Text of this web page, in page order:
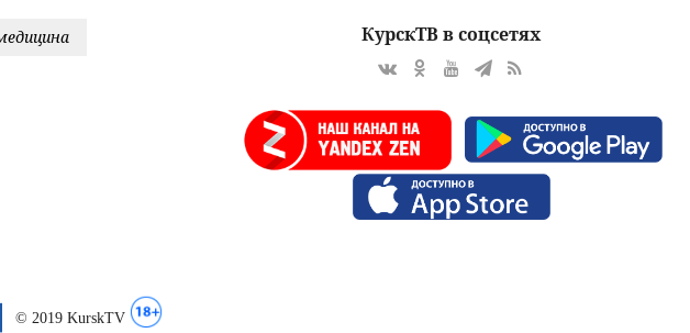
КурскТВ в соцсетях
© 2019 KurskTV